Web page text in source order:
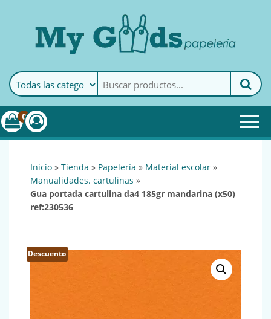
MyGoods · PapeleríaMy Goods es tu papelería
online de confianza. Podrás
encontrar todo lo necesario
0
inicio » tienda » papelería » material escolar »
manualidades. cartulinas »
gua portada cartulina da4 185gr mandarina (x50)
ref:230536
Descuento